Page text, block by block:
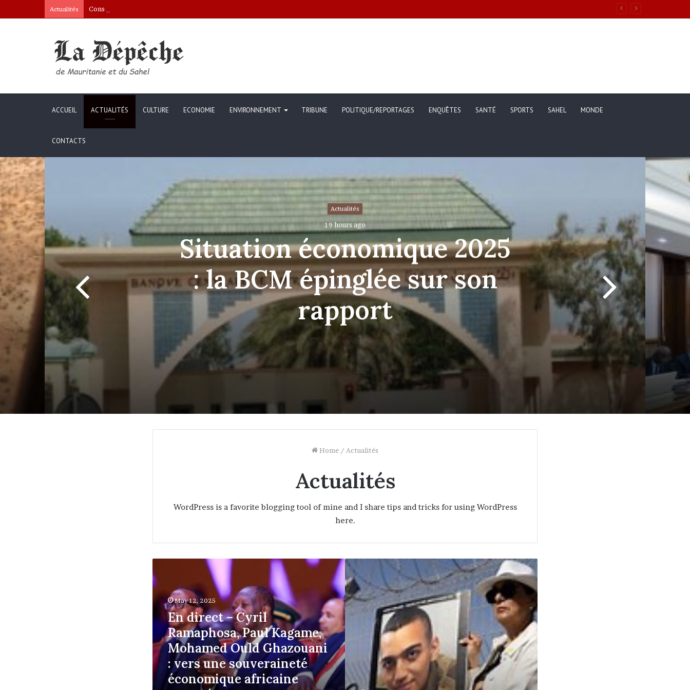
Actualités Conseil des ministres : présentation d’une communication sur l’évolution des indicateurs de pauvreté et des conditions de vie des ménages entre 2019 et 2025
ACCUEIL ACTUALITÉS CULTURE ECONOMIE ENVIRONNEMENT TRIBUNE POLITIQUE/REPORTAGES ENQUÊTES SANTÉ SPORTS SAHEL MONDE
CONTACTS
Actualités
19 hours ago
Situation économique 2025
: la BCM épinglée sur son
rapport
Home / Actualités
Actualités
WordPress is a favorite blogging tool of mine and I share tips and tricks for using WordPress
here.
direct
–
Cyril
Ramaphosa,
Paul
Kagame,
Mohamed
Ould
Ghazouani
:
vers
May 12, 2025
En direct – Cyril
Ramaphosa, Paul Kagame,
Mohamed Ould Ghazouani
: vers une souveraineté
économique africaine
Guerre
Gaza
:
l’otage
israélo-
américain
Edan
Alexander
bientôt
libéré
par